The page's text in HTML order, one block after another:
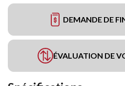
DEMANDE DE
ÉVALUATION DE